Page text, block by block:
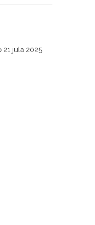
jula 2025.